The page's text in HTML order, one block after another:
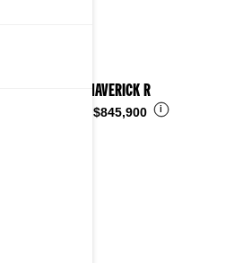
2025 MAVERICK R
$845,900 i